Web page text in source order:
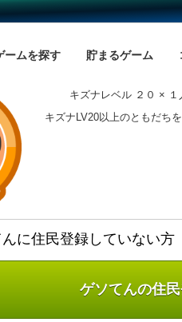
ームを探す 貯まるゲーム
キズナレベル ２０ × １
キズナLV20以上のともだち
に住民登録していない方
ゲソてんの住